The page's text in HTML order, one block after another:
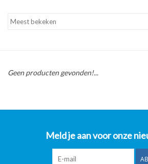
Onderdelen bakwanden
Over ons
Geen producten gevonden!...
Meld je aan voor onze